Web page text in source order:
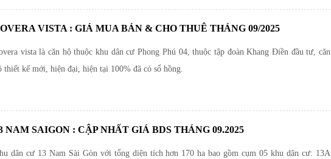
VISTA : GIÁ MUA BÁN & CHO THUÊ THÁNG 09/2025
vista là căn hộ thuộc khu dân cư Phong Phú 04, thuộc tập đoàn Khang Điền đầu tư, căn
thiết kế mới, hiện đại, hiện tại 100% đã có sổ hồng.
NAM SAIGON : CẬP NHẤT GIÁ BDS THÁNG 09.2025
dân cư 13 Nam Sài Gòn với tổng diện tích hơn 170 ha bao gồm cụm 05 khu dân cư: 13A